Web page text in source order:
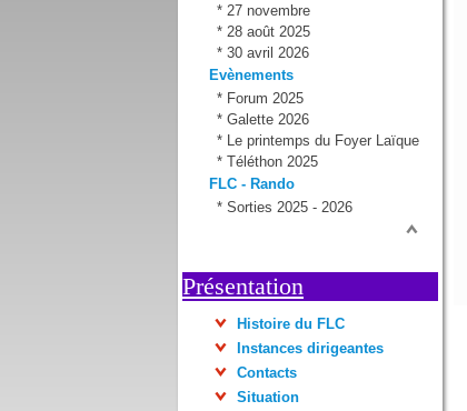
* 27 novembre
* 28 août 2025
* 30 avril 2026
Evènements
* Forum 2025
* Galette 2026
*
Le printemps du Foyer Laïque
* Téléthon 2025
FLC - Rando
* Sorties 2025 - 2026
Présentation
Histoire du FLC
Instances dirigeantes
Contacts
Situation